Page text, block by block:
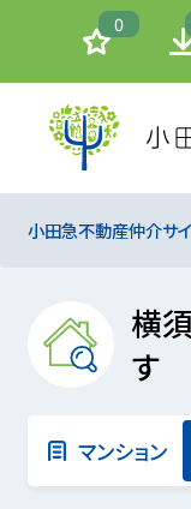
0
小田急不動産仲介サ
横
す
マンション